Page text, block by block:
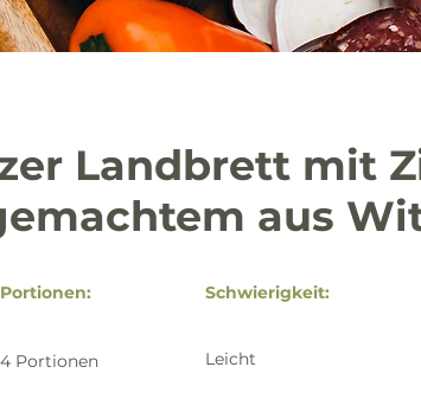
Landbrett mit
aus
Portionen:
4 Portionen
Schwierigkeit:
Leicht